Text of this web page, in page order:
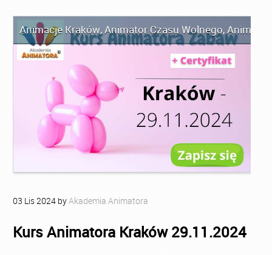
Animacje Kraków,Animator Czasu Wolnego,
03 Lis2024 byAkademia Animatora
Kurs Animatora Kraków 29.11.2024